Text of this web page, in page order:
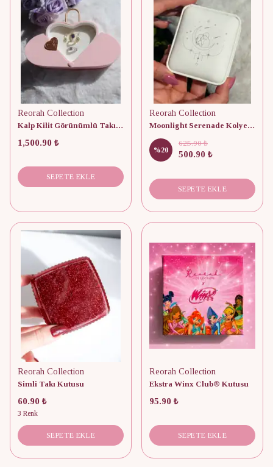
Reorah Collection
Kalp Kilit Görünümlü Takı Kutusu
1,500.90 ₺
SEPETE EKLE
Reorah Collection
Moonlight Serenade Kolye Kutusu
%20
625.90 ₺
500.90 ₺
SEPETE EKLE
Reorah Collection
Simli Takı Kutusu
60.90 ₺
3 Renk
SEPETE EKLE
Reorah Collection
Ekstra Winx Club® Kutusu
95.90 ₺
SEPETE EKLE